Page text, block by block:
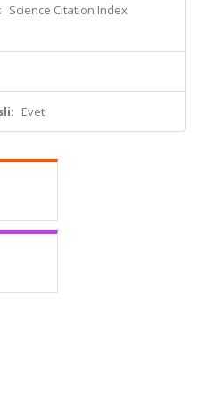
Science Citation Index
Evet